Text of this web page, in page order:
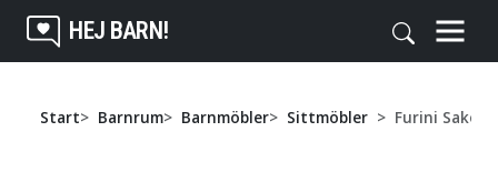
HEJ BARN!
Start Barnrum Barnmöbler Sittmöbler Furini Sako